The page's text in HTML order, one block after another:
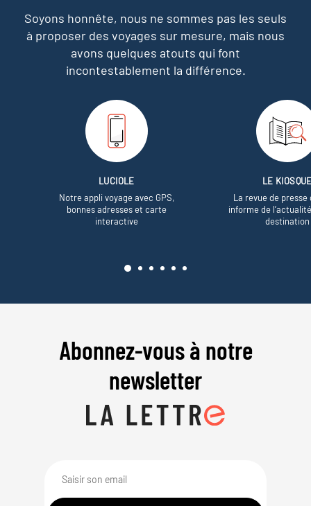
Soyons honnête, nous ne sommes pas les seuls
à proposer des voyages sur mesure, mais nous
avons quelques atouts qui font
incontestablement la différence.
LUCIOLE
Notre appli voyage avec GPS,
bonnes adresses et carte
interactive
LE
La revue de presse
informe de
destination
Abonnez-vous à notre
newsletter